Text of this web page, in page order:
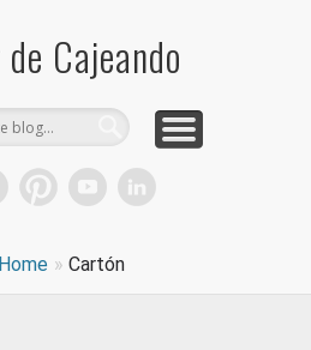
Cajeando
Home » Cartón